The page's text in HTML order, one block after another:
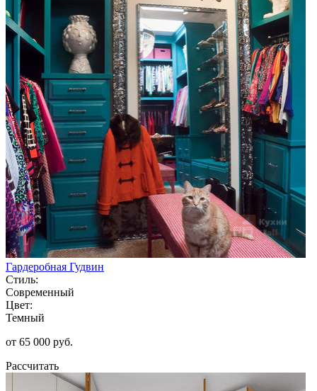
Гардеробная Гудвин
Стиль:
Современный
Цвет:
Темный
от 65 000 руб.
Рассчитать